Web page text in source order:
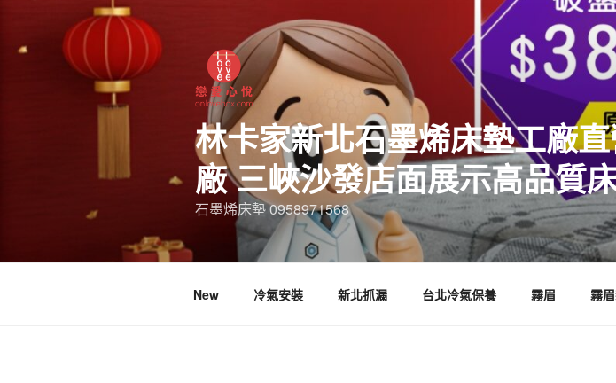
林卡家新北石墨烯床墊工廠
廠 三峽沙發店面展示高品質
石墨烯床墊 0958971568
New 冷氣安裝 新北抓漏 台北冷氣保養 霧眉 霧